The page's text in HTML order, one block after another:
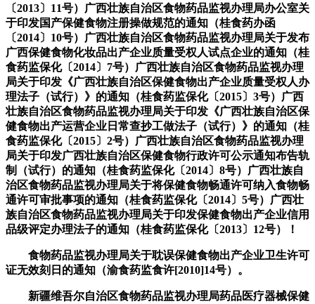
〔2013〕11号）广西壮族自治区食物药品监视办理局办公室关
于印发国产保健食物注册操做规范的通知（桂食药办函
〔2014〕10号）广西壮族自治区食物药品监视办理局关于发布
广西保健食物化妆品出产企业质量受权人试点企业的通知（桂
食药监保化〔2014〕7号）广西壮族自治区食物药品监视办理
局关于印发《广西壮族自治区保健食物出产企业质量受权人办
理法子（试行）》的通知（桂食药监保化〔2015〕3号）广西
壮族自治区食物药品监视办理局关于印发《广西壮族自治区保
健食物出产运营企业日常查抄工做法子（试行）》的通知（桂
食药监保化〔2015〕2号）广西壮族自治区食物药品监视办理
局关于印发广西壮族自治区保健食物行政许可公示通知布告轨
制（试行）的通知（桂食药监保化〔2014〕8号）广西壮族自
治区食物药品监视办理局关于将保健食物畅通许可纳入食物畅
通许可审批事项的通知（桂食药监保化〔2014〕5号）广西壮
族自治区食物药品监视办理局关于印发保健食物出产企业信用
品级评定办理法子的通知（桂食药监保化〔2013〕12号）！
食物药品监视办理局关于耽误保健食物出产企业卫生许可
证无效刻日的通知（渝食药监食许[2010]14号）。
新疆维吾尔自治区食物药品监视办理局药品医疗器械保健